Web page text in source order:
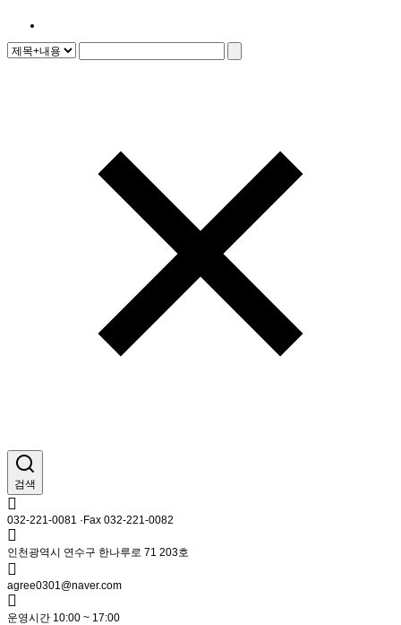
검색
032-221-0081 ·Fax 032-221-0082
인천광역시 연수구 한나루로 71 203호
agree0301@naver.com
운영시간 10:00 ~ 17:00